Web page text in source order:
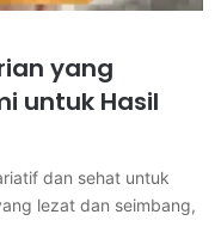
yang
untuk Hasil
dan sehat untuk
lezat dan seimbang,